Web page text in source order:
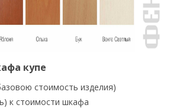
купе
стоимость изделия)
к стоимости шкафа